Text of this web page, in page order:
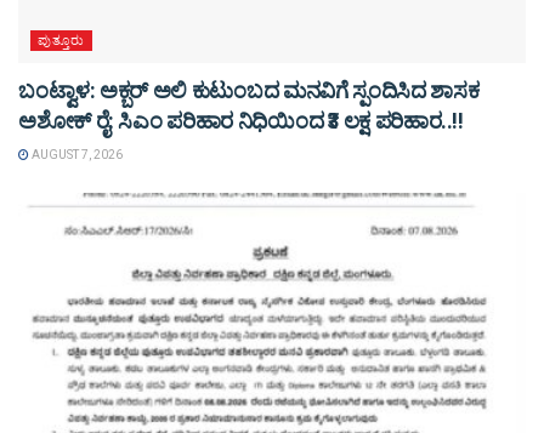
ಪುತ್ತೂರು
ಬಂಟ್ವಾಳ: ಅಕ್ಬರ್ ಅಲಿ ಕುಟುಂಬದ ಮನವಿಗೆ ಸ್ಪಂದಿಸಿದ ಶಾಸಕ
ಅಶೋಕ್ ರೈ: ಸಿಎಂ ಪರಿಹಾರ ನಿಧಿಯಿಂದ ₹3 ಲಕ್ಷ ಪರಿಹಾರ..!!
AUGUST 7, 2026